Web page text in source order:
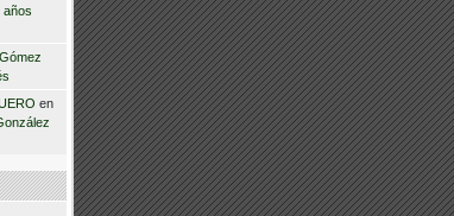
años
en